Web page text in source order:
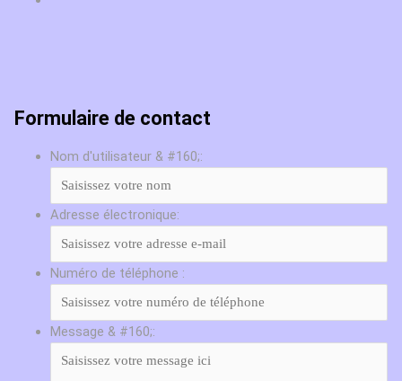
Formulaire de contact
Nom d'utilisateur & #160;:
Adresse électronique:
Numéro de téléphone :
Message & #160;: